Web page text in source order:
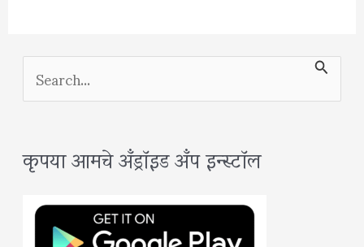
S
e
r
कृपया आमचे अँड्रॉइड अँप इन्स्टॉल